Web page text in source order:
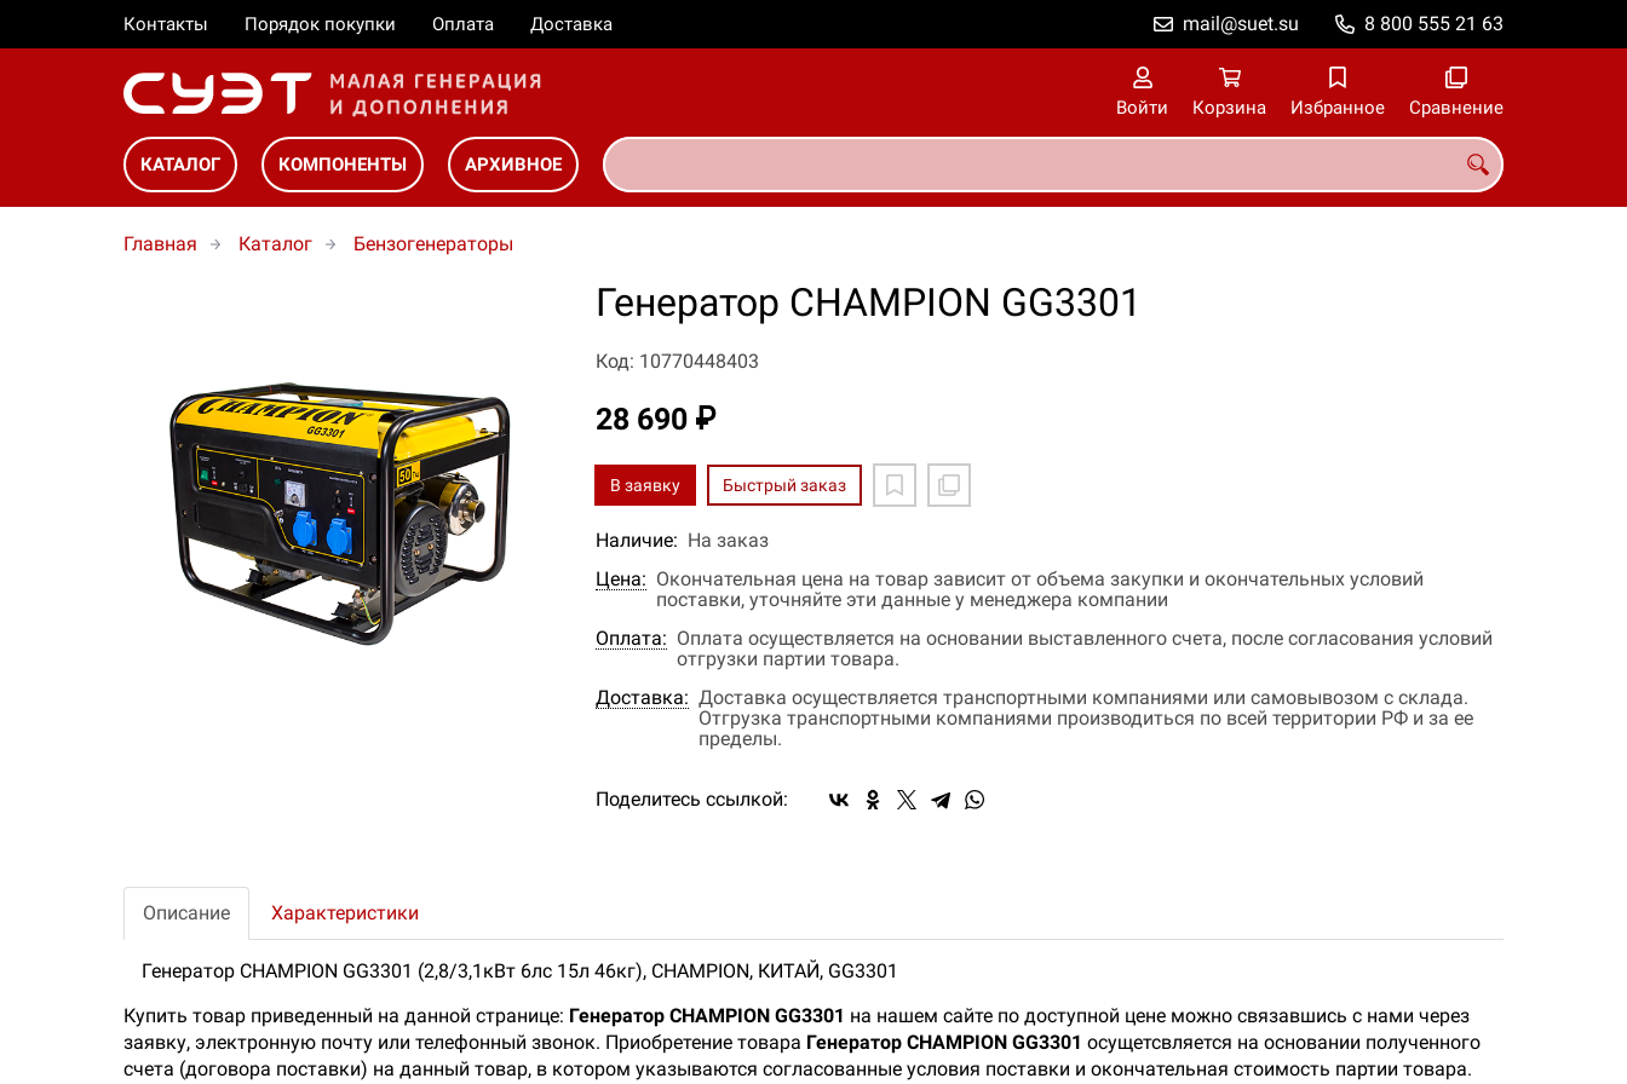
Контакты Порядок покупки Оплата Доставка 8 800 555 21 63
mail@suet.su
Войти Корзина Избранное Сравнение
КАТАЛОГ КОМПОНЕНТЫ АРХИВНОЕ
Главная Каталог Бензогенераторы
Генератор CHAMPION GG3301
Код: 10770448403
28 690 ₽
В заявку Быстрый заказ
Наличие: На заказ
Цена: Окончательная цена на товар зависит от объема закупки и окончательных условий
поставки, уточняйте эти данные у менеджера компании
Оплата: Оплата осуществляется на основании выставленного счета, после согласования условий
отгрузки партии товара.
Доставка: Доставка осуществляется транспортными компаниями или самовывозом с склада.
Отгрузка транспортными компаниями производиться по всей территории РФ и за ее
пределы.
Поделитесь ссылкой:
Описание Характеристики
Генератор CHAMPION GG3301 (2,8/3,1кВт 6лс 15л 46кг), CHAMPION, КИТАЙ, GG3301
Купить товар приведенный на данной странице: Генератор CHAMPION GG3301 на нашем сайте по доступной цене можно связавшись с нами через
заявку, электронную почту или телефонный звонок. Приобретение товара Генератор CHAMPION GG3301 осущетсвляется на основании полученного
счета (договора поставки) на данный товар, в котором указываются согласованные условия поставки и окончательная стоимость партии товара.